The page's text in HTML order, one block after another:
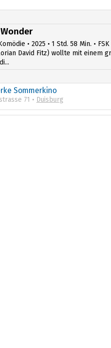
• 2025 • 1 Std. 58 Min. • FSK
David Fitz) wollte mit einem
Sommerkino
71 • Duisburg